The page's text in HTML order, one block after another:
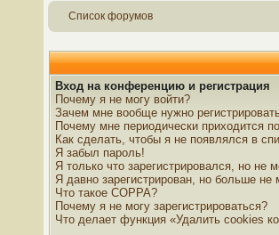
Список форумов
Вход на конференцию и регистрация
Почему я не могу войти?
Зачем мне вообще нужно
Почему мне периодически приходится
Как сделать, чтобы я не появлялся в
Я забыл пароль!
Я только что зарегистрировался, но не
Я давно зарегистрирован, но больше не
Что такое COPPA?
Почему я не могу зарегистрироваться?
Что делает функция «Удалить cookies